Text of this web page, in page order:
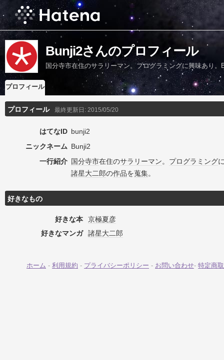
Bunji2さんのプロフィール
国分寺市在住のサラリーマン。プログラミングに興味あり
プロフィール
プロフィール 最終更新日: 2015/05/20
はてなID bunji2
ニックネーム Bunji2
一行紹介 国分寺市在住のサラリーマン。 プログラミング
諸星大二郎の作品を蒐集。
好きなもの
好きな本
京極夏彦
好きなマンガ
諸星大二郎
ホーム - 利用規約 - プライバシーポリシー - お問い合わせ- 特定商